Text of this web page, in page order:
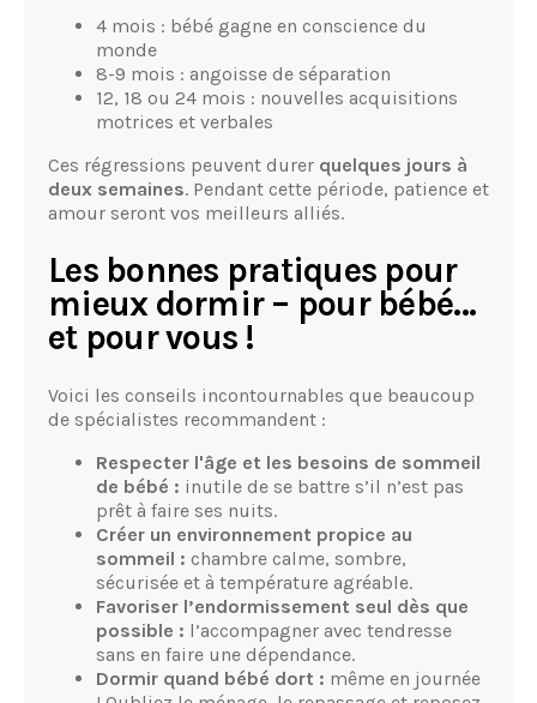
4 mois : bébé gagne en conscience du
monde
8-9 mois : angoisse de séparation
12, 18 ou 24 mois : nouvelles acquisitions
motrices et verbales
Ces régressions peuvent durer quelques jours à
deux semaines. Pendant cette période, patience et
amour seront vos meilleurs alliés.
Les bonnes pratiques pour
mieux dormir – pour bébé...
et pour vous !
Voici les conseils incontournables que beaucoup
de spécialistes recommandent :
Respecter l'âge et les besoins de sommeil
de bébé : inutile de se battre s’il n’est pas
prêt à faire ses nuits.
Créer un environnement propice au
sommeil : chambre calme, sombre,
sécurisée et à température agréable.
Favoriser l’endormissement seul dès que
possible : l’accompagner avec tendresse
sans en faire une dépendance.
Dormir quand bébé dort : même en journée